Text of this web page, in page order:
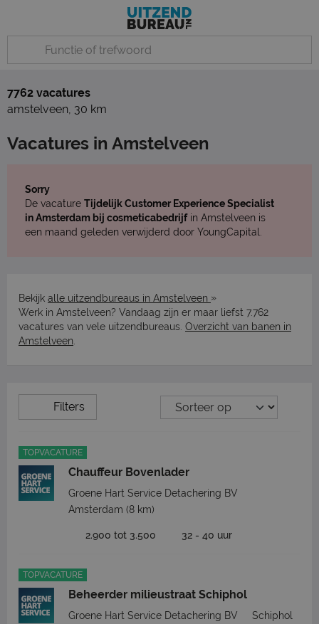
7762 vacatures
amstelveen, 30 km
Vacatures in Amstelveen
Sorry
De vacature Tijdelijk Customer Experience Specialist
in Amsterdam bij cosmeticabedrijfin Amstelveen is
een maand geleden verwijderd door YoungCapital.
Bekijk alle uitzendbureaus in Amstelveen »
Werk in Amstelveen? Vandaag zijn er maar liefst 7.762
vacatures van vele uitzendbureaus. Overzicht van banen in
Amstelveen
Filters
TOPVACATURE
Chauffeur Bovenlader
Groene Hart Service Detachering BV
Amsterdam (8 km)
2.900 tot 3.500 32 - 40 uur
TOPVACATURE
Beheerder milieustraat Schiphol
Groene Hart Service Detachering BV
Schiphol